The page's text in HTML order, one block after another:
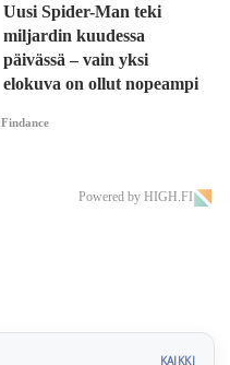
Uusi Spider-Man teki
miljardin kuudessa
päivässä – vain yksi
elokuva on ollut nopeampi
Findance
Powered by HIGH.FI
KAIKKI